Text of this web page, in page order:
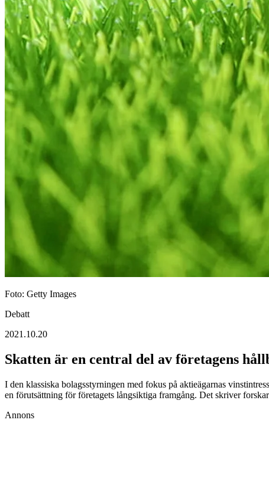
Foto: Getty Images
Debatt
2021.10.20
Skatten är en central del av företagens
I den klassiska bolags­styrningen med fokus på aktieägarnas
en förutsättning för företagets långsiktiga framgång. Det skriver
Annons